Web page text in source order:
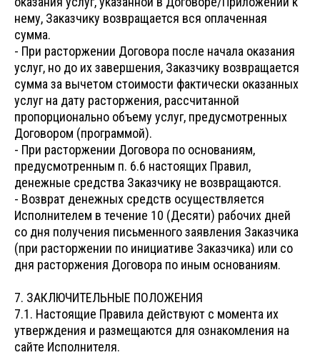
нему, Заказчику возвращается вся оплаченная
сумма.
- При расторжении Договора после начала оказания
услуг, но до их завершения, Заказчику возвращается
сумма за вычетом стоимости фактически оказанных
услуг на дату расторжения, рассчитанной
пропорционально объему услуг, предусмотренных
Договором (программой).
- При расторжении Договора по основаниям,
предусмотренным п. 6.6 настоящих Правил,
денежные средства Заказчику не возвращаются.
- Возврат денежных средств осуществляется
Исполнителем в течение 10 (Десяти) рабочих дней
со дня получения письменного заявления Заказчика
(при расторжении по инициативе Заказчика) или со
дня расторжения Договора по иным основаниям.
7. ЗАКЛЮЧИТЕЛЬНЫЕ ПОЛОЖЕНИЯ
7.1. Настоящие Правила действуют с момента их
утверждения и размещаются для ознакомления на
сайте Исполнителя.